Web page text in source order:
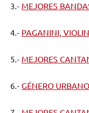
3.- MEJORES
4.- PAGANINI,
5.- MEJORES
6.- GÉNERO